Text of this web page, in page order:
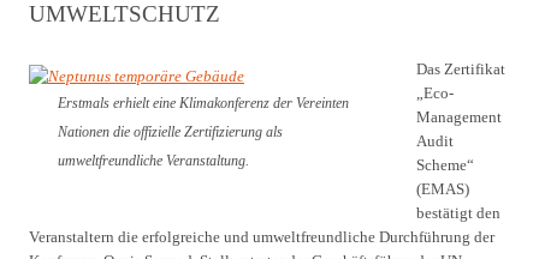
UMWELTSCHUTZ
Erstmals erhielt eine Klimakonferenz der Vereinten
Nationen die offizielle Zertifizierung als
umweltfreundliche Veranstaltung.
Das Zertifikat
„Eco-
Management
Audit
Scheme“
(EMAS)
bestätigt den
Veranstaltern die erfolgreiche und umweltfreundliche Durchführung der